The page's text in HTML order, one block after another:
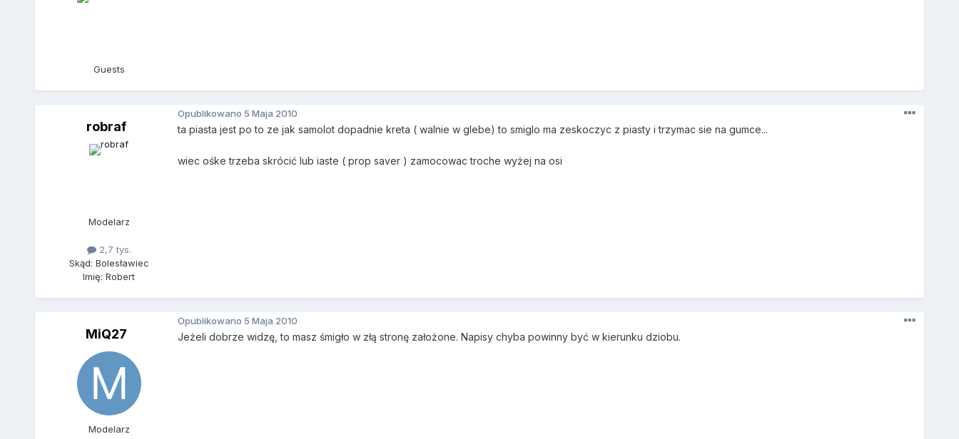
Guests
robraf
Modelarz
2,7 tys.
Skąd: Bolesławiec
Imię: Robert
Opublikowano 5 Maja 2010
ta piasta jest po to ze jak samolot dopadnie kreta ( walnie w glebe) to smiglo ma zeskoczyc z piasty i trzymac sie na gumce...
wiec ośke trzeba skrócić lub iaste ( prop saver ) zamocowac troche wyżej na osi
MiQ27
Modelarz
Opublikowano 5 Maja 2010
Jeżeli dobrze widzę, to masz śmigło w złą stronę założone. Napisy chyba powinny być w kierunku dziobu.